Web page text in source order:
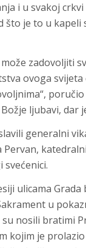
i u svakoj crkvi
je to u kapeli
zadovoljiti
ovoga svijeta
ljubavi, dar
generalni
Pervan,
ulicama Grada
u
nosili bratimi
kojim je